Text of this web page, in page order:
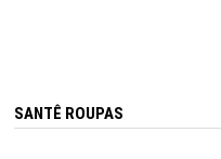
SANTÊ ROUPAS